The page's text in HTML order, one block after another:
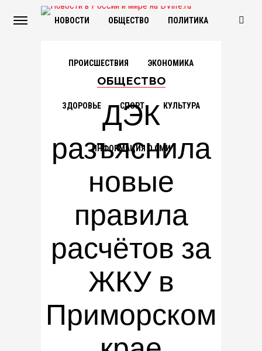
НОВОСТИ ОБЩЕСТВО ПОЛИТИКА
ПРОИСШЕСТВИЯ ЭКОНОМИКА
ЗДОРОВЬЕ СПОРТ КУЛЬТУРА
ИНФОРМАЦИЯ О СМИ
ОБЩЕСТВО
ДЭК
разъяснила
новые
правила
расчётов за
ЖКУ в
Приморском